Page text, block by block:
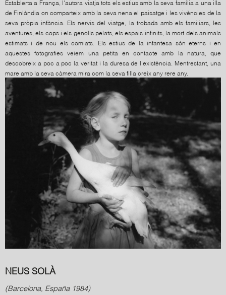
Establerta a França, l'autora viatja tots els estius amb la seva família a una illa
de Finlàndia on comparteix amb la seva nena el paisatge i les vivències de la
seva pròpia infància. Els nervis del viatge, la trobada amb els familiars, les
aventures, els cops i els genolls pelats, els espais infinits, la mort dels animals
estimats i de nou els comiats. Els estius de la infantesa són eterns i en
aquestes fotografies veiem una petita en contacte amb la natura, que
descobreix a poc a poc la veritat i la duresa de l'existència. Mentrestant, una
mare amb la seva càmera mira com la seva filla creix any rere any.
NEUS SOLÀ
(Barcelona, España 1984)